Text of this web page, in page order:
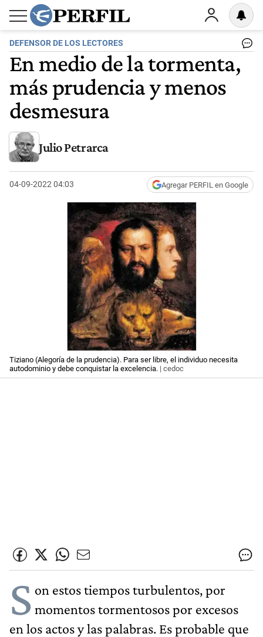
DEFENSOR DE LOS LECTORES
En medio de la tormenta,
más prudencia y menos
desmesura
Julio Petrarca
04-09-2022 04:03 Agregar PERFIL en Google
Tiziano (Alegoría de la prudencia). Para ser libre, el individuo necesita
autodominio y debe conquistar la excelencia. | cedoc
S on estos tiempos turbulentos, por
momentos tormentosos por excesos
en los actos y las palabras. Es probable que